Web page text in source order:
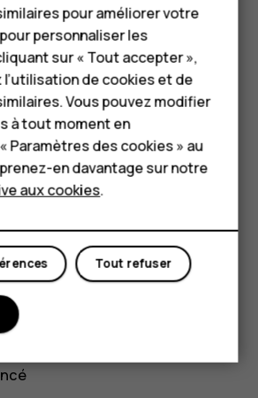
M
entreprises
une indication des scores de
entre couleurs et
:
ou égal à 0 et inférieur ou égal
ou égal à 2 et inférieur ou égal
ou égal à 4 et inférieur ou égal
ou égal à 6 et inférieur ou égal
pour améliorer votre
personnaliser les
sur « Tout accepter »,
de cookies et de
Vous pouvez modifier
à tout moment en
Paramètres des cookies » au
en davantage sur notre
aux cookies.
Tout refuser